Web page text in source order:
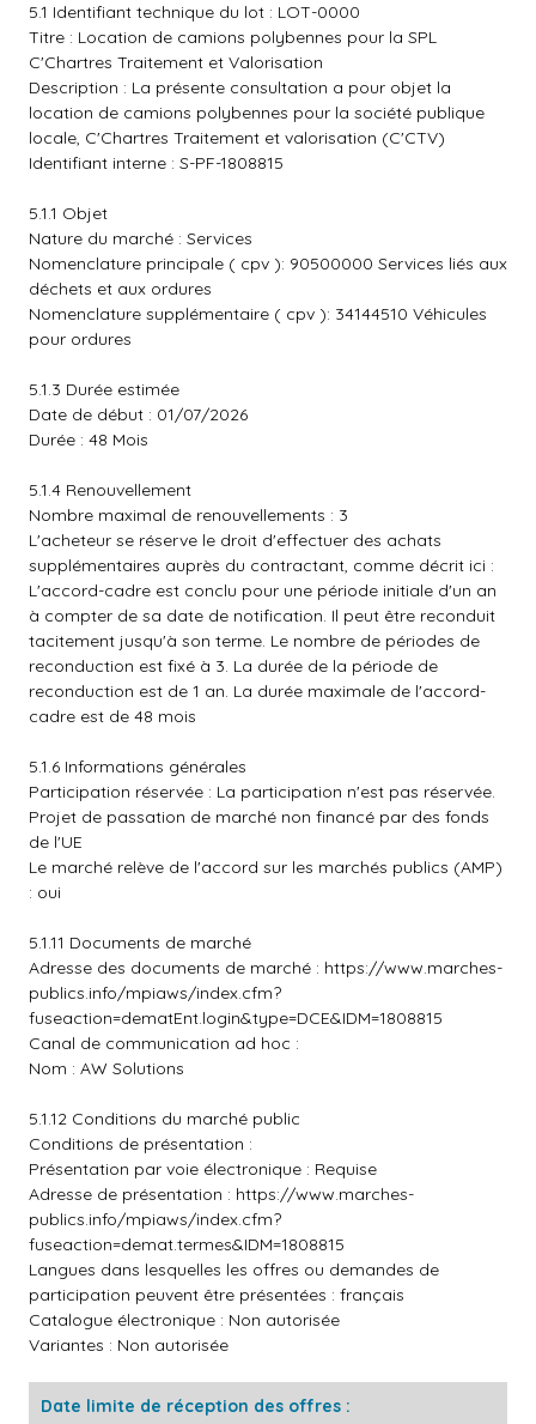
5.1 Identifiant technique du lot : LOT-0000
Titre : Location de camions polybennes pour la SPL
C'Chartres Traitement et Valorisation
Description : La présente consultation a pour objet la
location de camions polybennes pour la société publique
locale, C'Chartres Traitement et valorisation (C'CTV)
Identifiant interne : S-PF-1808815
5.1.1 Objet
Nature du marché : Services
Nomenclature principale ( cpv ): 90500000 Services liés aux
déchets et aux ordures
Nomenclature supplémentaire ( cpv ): 34144510 Véhicules
pour ordures
5.1.3 Durée estimée
Date de début : 01/07/2026
Durée : 48 Mois
5.1.4 Renouvellement
Nombre maximal de renouvellements : 3
L'acheteur se réserve le droit d'effectuer des achats
supplémentaires auprès du contractant, comme décrit ici :
L'accord-cadre est conclu pour une période initiale d'un an
à compter de sa date de notification. Il peut être reconduit
tacitement jusqu'à son terme. Le nombre de périodes de
reconduction est fixé à 3. La durée de la période de
reconduction est de 1 an. La durée maximale de l'accord-
cadre est de 48 mois
5.1.6 Informations générales
Participation réservée : La participation n'est pas réservée.
Projet de passation de marché non financé par des fonds
de l'UE
Le marché relève de l'accord sur les marchés publics (AMP)
: oui
5.1.11 Documents de marché
Adresse des documents de marché : https://www.marches-
publics.info/mpiaws/index.cfm?
fuseaction=dematEnt.login&type=DCE&IDM=1808815
Canal de communication ad hoc :
Nom : AW Solutions
5.1.12 Conditions du marché public
Conditions de présentation :
Présentation par voie électronique : Requise
Adresse de présentation : https://www.marches-
publics.info/mpiaws/index.cfm?
fuseaction=demat.termes&IDM=1808815
Langues dans lesquelles les offres ou demandes de
participation peuvent être présentées : français
Catalogue électronique : Non autorisée
Variantes : Non autorisée
Date limite de réception des offres :